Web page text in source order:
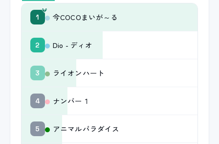
1 今COCOまいが～る
2 Dio - ディオ
3 ライオンハート
4 ナンバー１
5 アニマルパラダイス